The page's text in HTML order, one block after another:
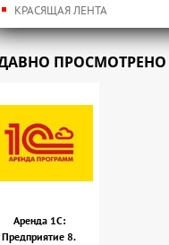
КРАСЯЩАЯ ЛЕНТА
ПРОСМОТРЕНО
Аренда 1С:
Предприятие 8.